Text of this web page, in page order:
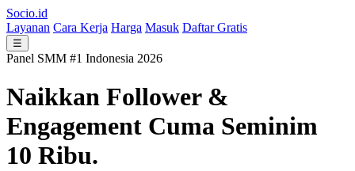
Socio.id
Layanan Cara Kerja Harga Masuk Daftar Gratis
☰
Panel SMM #1 Indonesia 2026
Naikkan Follower &
Engagement Cuma Seminim
10 Ribu.